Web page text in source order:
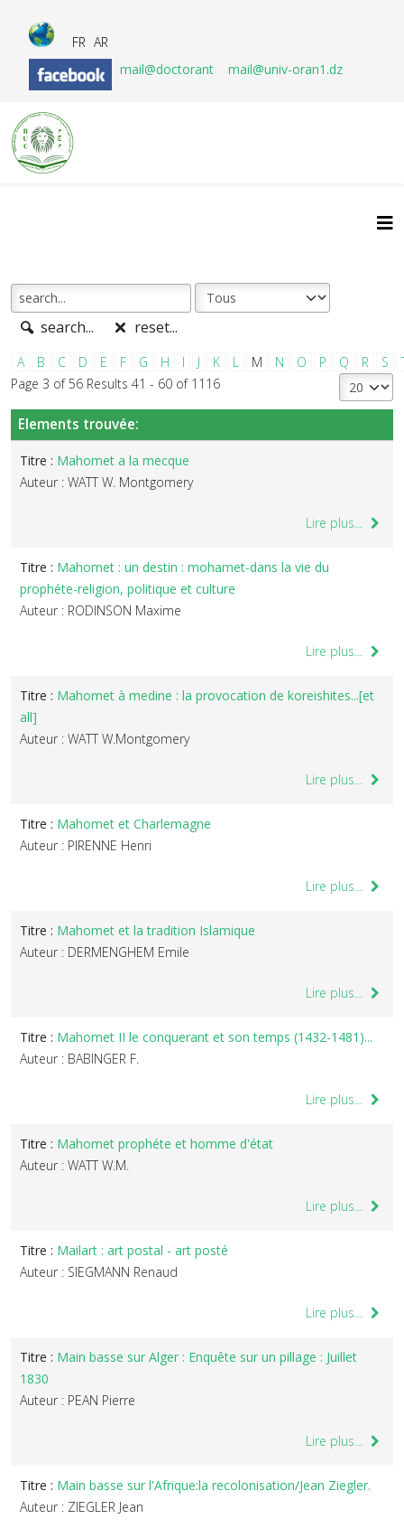
FR AR
mail@doctorant
mail@univ-oran1.dz
search... reset...
A B C D E F G H I J K L M N O P Q R S
Page 3 of 56 Results 41 - 60 of 1116
Elements trouvée:
Titre : Mahomet a la mecque
Auteur : WATT W. Montgomery
Lire plus...
Titre : Mahomet : un destin : mohamet-dans la vie du
prophéte-religion, politique et culture
Auteur : RODINSON Maxime
Lire plus...
Titre : Mahomet à medine : la provocation de koreishites...[et
all]
Auteur : WATT W.Montgomery
Lire plus...
Titre : Mahomet et Charlemagne
Auteur : PIRENNE Henri
Lire plus...
Titre : Mahomet et la tradition Islamique
Auteur : DERMENGHEM Emile
Lire plus...
Titre : Mahomet II le conquerant et son temps (1432-1481)...
Auteur : BABINGER F.
Lire plus...
Titre : Mahomet prophéte et homme d'état
Auteur : WATT W.M.
Lire plus...
Titre : Mailart : art postal - art posté
Auteur : SIEGMANN Renaud
Lire plus...
Titre : Main basse sur Alger : Enquête sur un pillage : Juillet
1830
Auteur : PEAN Pierre
Lire plus...
Titre : Main basse sur l'Afrique:la recolonisation/Jean Ziegler.
Auteur : ZIEGLER Jean